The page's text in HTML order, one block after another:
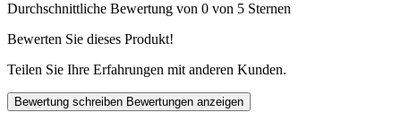
Durchschnittliche Bewertung von 0 von 5 Sternen
Bewerten Sie dieses Produkt!
Teilen Sie Ihre Erfahrungen mit anderen Kunden.
Bewertung schreiben Bewertungen anzeigen